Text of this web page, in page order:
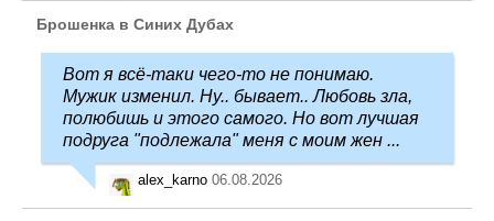
Брошенка в Синих Дубах
Вот я всё-таки чего-то не понимаю.
Мужик изменил. Ну.. бывает.. Любовь зла,
полюбишь и этого самого. Но вот лучшая
подруга "подлежала" меня с моим жен ...
alex_karno 06.08.2026